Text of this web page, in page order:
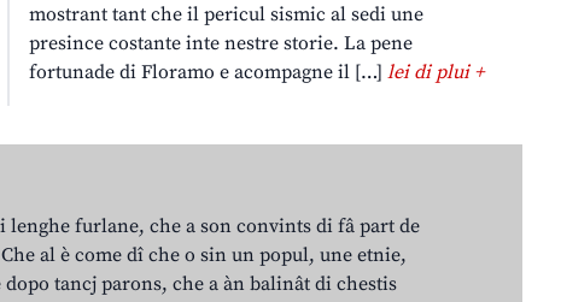
mostrant tant che il pericul sismic al sedi une
presince costante inte nestre storie. La pene
fortunade di Floramo e acompagne il […]lei di plui +
lenghe furlane, che a son convints di fâ part de
al è come dî che o sin un popul, une etnie,
tancj parons, che a àn balinât di chestis